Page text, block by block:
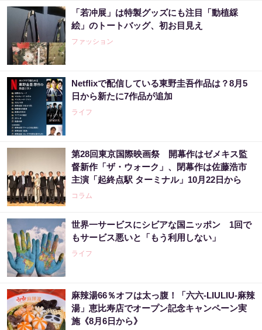
PR（合同会社デジタルファーム ）
「若冲展」は特製グッズにも注目「動植綵
絵」のトートバッグ、初お目見え
ファッション
Netflixで配信している東野圭吾作品は？8月5
日から新たに7作品が追加
ライフ
第28回東京国際映画祭 開幕作はゼメキス監
督新作「ザ・ウォーク」、閉幕作は佐藤浩市
主演「起終点駅 ターミナル」10月22日から
コラム
世界一サービスにシビアな国ニッポン 1回で
もサービス悪いと「もう利用しない」
ライフ
麻辣湯66％オフは太っ腹！「六六-LIULIU-麻辣
湯」恵比寿店でオープン記念キャンペーン実
施《8月6日から》